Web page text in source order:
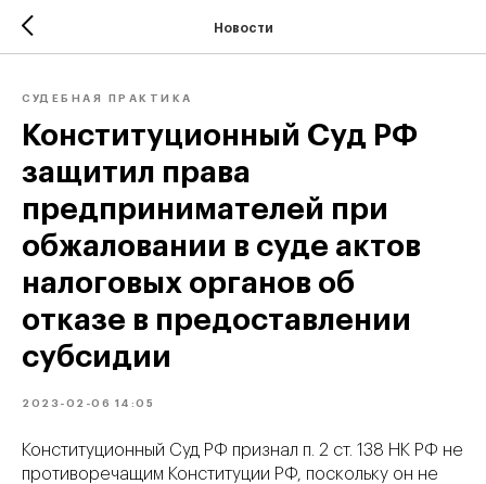
Новости
СУДЕБНАЯ ПРАКТИКА
Конституционный Суд РФ
защитил права
предпринимателей при
обжаловании в суде актов
налоговых органов об
отказе в предоставлении
субсидии
2023-02-06 14:05
Конституционный Суд РФ признал п. 2 ст. 138 НК РФ не
противоречащим Конституции РФ, поскольку он не